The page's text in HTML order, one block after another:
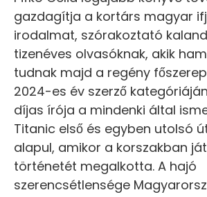
gazdagítja a kortárs magyar
irodalmat, szórakoztató
tizenéves olvasóknak, akik
tudnak majd a regény
2024-es év szerző
díjas írója a mindenki által
Titanic első és egyben utolsó
alapul, amikor a korszakban
történetét megalkotta. A hajó
szerencsétlensége